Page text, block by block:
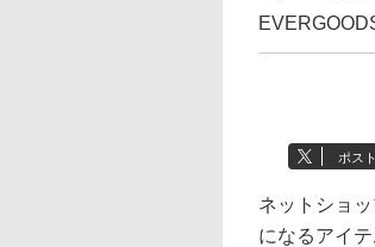
ポスト
ネットショ
になるアイ